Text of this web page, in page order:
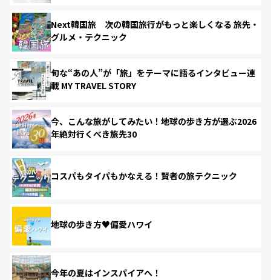
Next韓国旅 次の韓国旅行がもっと楽しくなる 旅先・
グルメ・テクニック
旬な“あの人”が「旅」をテーマに語るインタビュー連
載 MY TRAVEL STORY
今、こんな旅がしてみたい！地球の歩き方が選ぶ2026
年絶対行くべき旅先30
コスパもタイパもかなえる！賢者の旅テクニック
地球の歩き方♥偏愛ハワイ
今年の夏はインスパイアへ！